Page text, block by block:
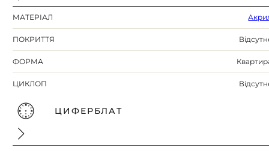
МАТЕРІАЛ
ПОКРИТТЯ
ФОРМА
ЦИКЛОП
ЦИФЕРБЛАТ